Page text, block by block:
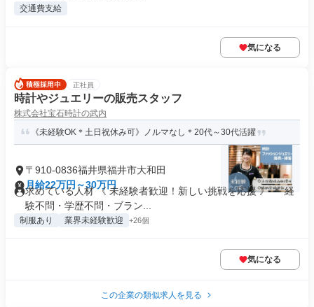
交通費支給
気になる
正社員
時計やジュエリーの販売スタッフ
株式会社宝石時計の武内
《未経験OK＊土日祝休み可》ノルマなし＊20代～30代活躍
〒910-0836福井県福井市大和田
月給22万円～30万円
求めている人材 《 未経験者歓迎！新しい挑戦を応援 》 ＊ 経
験不問・学歴不問・ブラン...
制服あり 業界未経験歓迎 +26個
気になる
この企業の類似求人を見る